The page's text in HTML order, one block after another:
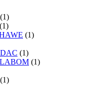
(1)
(1)
(1)
(1)
LABOM (1)
(1)